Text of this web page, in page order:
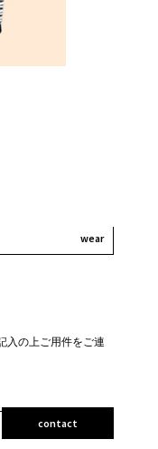
wear
入の上ご用件をご連
contact